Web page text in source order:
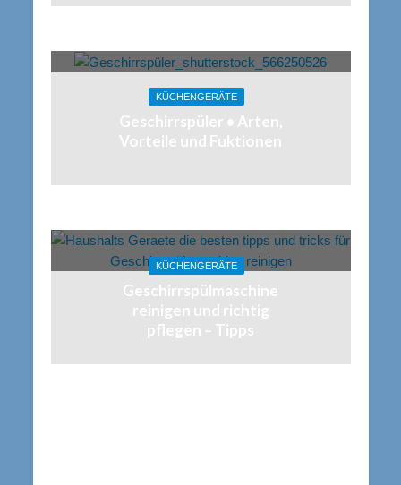
KÜCHENGERÄTE
Geschirrspüler • Arten,
Vorteile und Fuktionen
KÜCHENGERÄTE
Geschirrspülmaschine
reinigen und richtig
pflegen – Tipps